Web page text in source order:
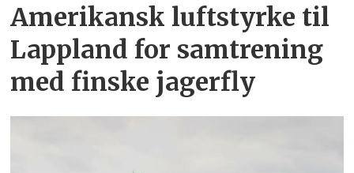
Amerikansk luftstyrke til
Lappland for samtrening
med finske jagerfly